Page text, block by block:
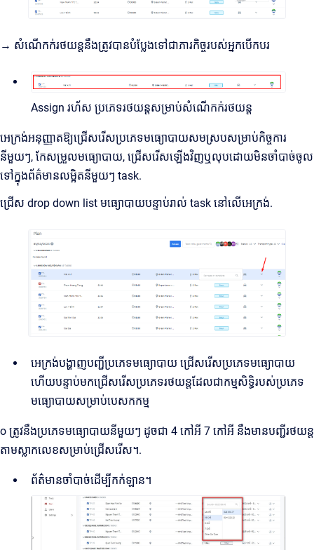
→ សំណើកក់រថយន្តនឹងត្រូវបានបំប្លែងទៅជាភារកិច្ចរបស់អ្នកបើកបរ
Assign រហ័ស ប្រភេទរថយន្តសម្រាប់សំណើកក់រថយន្ត
អេក្រង់អនុញ្ញាតឱ្យជ្រើសរើសប្រភេទមធ្យោបាយសមស្របសម្រាប់កិច្ចការ
នីមួយៗ, កែសម្រួលមធ្យោបាយ, ជ្រើសរើសឡើងវិញឬលុបដោយមិនចាំបាច់ចូល
ទៅក្នុងព័ត៌មានលម្អិតនីមួយៗ task.
ជ្រើស drop down list មធ្យោបាយបន្ទាប់រាល់ task នៅលើអេក្រង់.
អេក្រង់បង្ហាញបញ្ជីប្រភេទមធ្យោបាយ ជ្រើសរើសប្រភេទមធ្យោបាយ
ហើយបន្ទាប់មកជ្រើសរើសប្រភេទរថយន្តដែលជាកម្មសិទ្ធិរបស់ប្រភេទ
មធ្យោបាយសម្រាប់បេសកកម្ម
o ត្រូវនឹងប្រភេទមធ្យោបាយនីមួយៗ ដូចជា 4 កៅអី 7 កៅអី នឹងមានបញ្ជីរថយន្ត
តាមស្លាកលេខសម្រាប់ជ្រើសរើស។.
ព័ត៌មានចាំបាច់ដើម្បីកក់ឡាន។